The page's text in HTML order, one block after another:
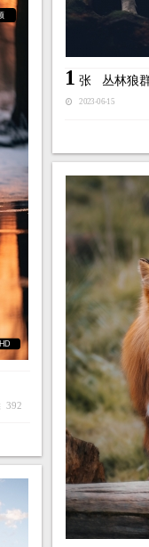
1 张 丛林狼
2023-06-15
HD
392